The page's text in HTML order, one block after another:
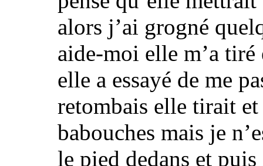
alors j’ai grogné
aide-moi elle m’a tiré
elle a essayé de me
retombais elle tirait
babouches mais je
le pied dedans et